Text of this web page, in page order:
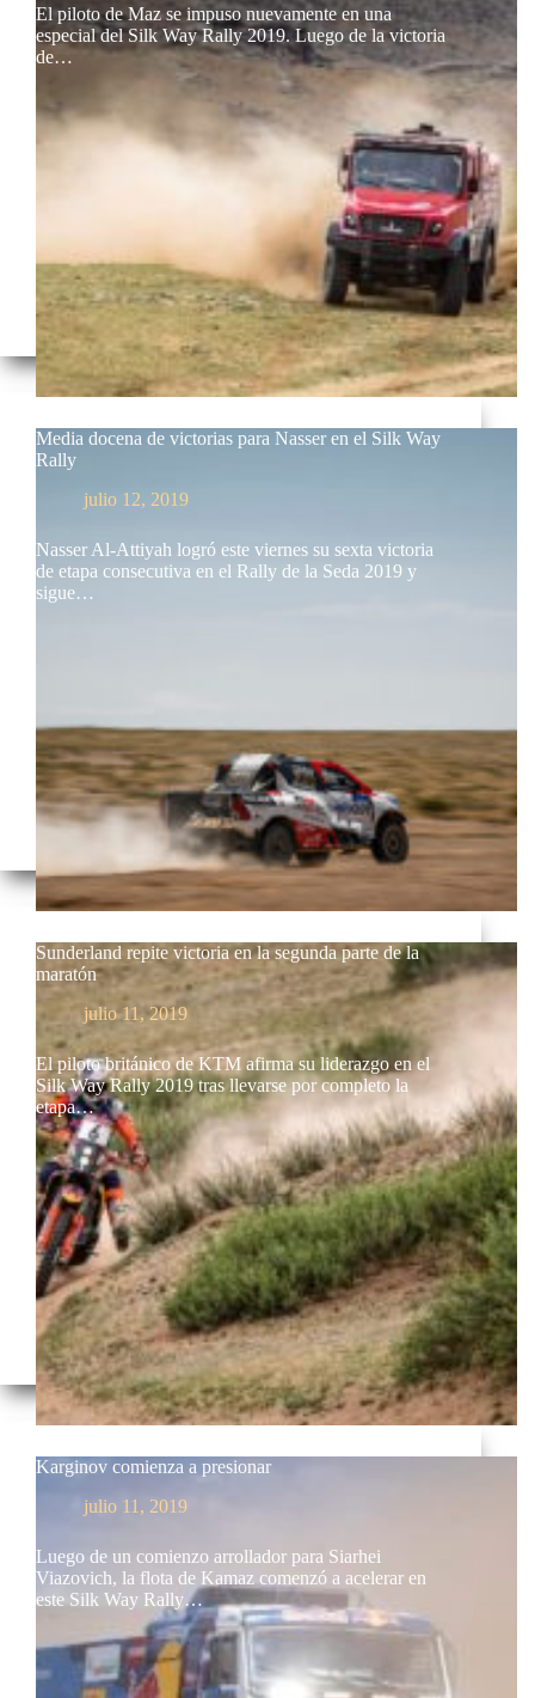
El piloto de Maz se impuso nuevamente en una
especial del Silk Way Rally 2019. Luego de la victoria
de…
Media docena de victorias para Nasser en el Silk Way
Rally
julio 12, 2019
Nasser Al-Attiyah logró este viernes su sexta victoria
de etapa consecutiva en el Rally de la Seda 2019 y
sigue…
Sunderland repite victoria en la segunda parte de la
maratón
julio 11, 2019
El piloto británico de KTM afirma su liderazgo en el
Silk Way Rally 2019 tras llevarse por completo la
etapa…
Karginov comienza a presionar
julio 11, 2019
Luego de un comienzo arrollador para Siarhei
Viazovich, la flota de Kamaz comenzó a acelerar en
este Silk Way Rally…